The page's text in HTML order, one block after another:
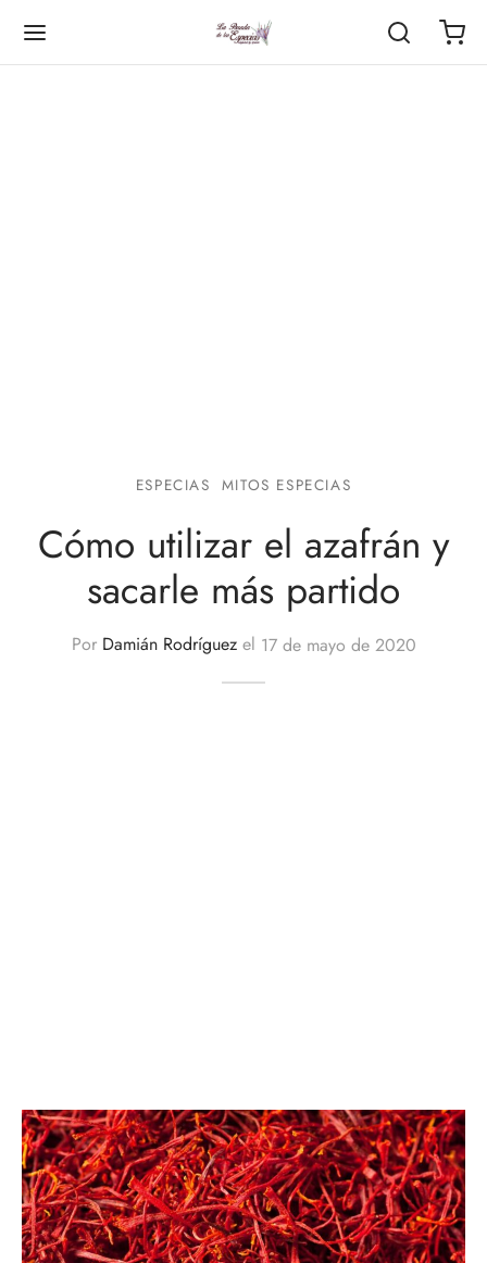
ESPECIAS MITOS ESPECIAS
Cómo utilizar el azafrán y
sacarle más partido
Por Damián Rodríguezel 17 de mayo de 2020